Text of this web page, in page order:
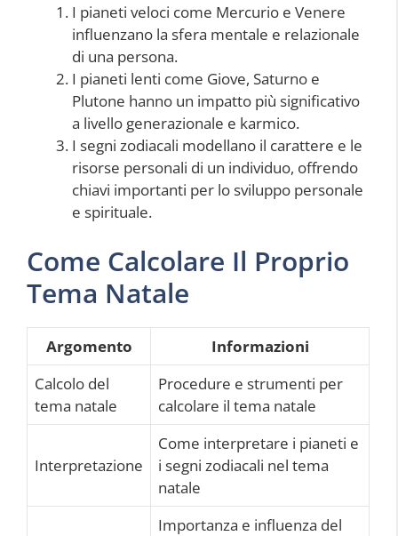
I pianeti veloci come Mercurio e Venere
influenzano la sfera mentale e relazionale
di una persona.
I pianeti lenti come Giove, Saturno e
Plutone hanno un impatto più significativo
a livello generazionale e karmico.
I segni zodiacali modellano il carattere e le
risorse personali di un individuo, offrendo
chiavi importanti per lo sviluppo personale
e spirituale.
Come Calcolare Il Proprio
Tema Natale
Argomento
Informazioni
Calcolo del
tema natale
Procedure e strumenti per
calcolare il tema natale
Interpretazione
Come interpretare i pianeti e
i segni zodiacali nel tema
natale
Importanza e influenza del